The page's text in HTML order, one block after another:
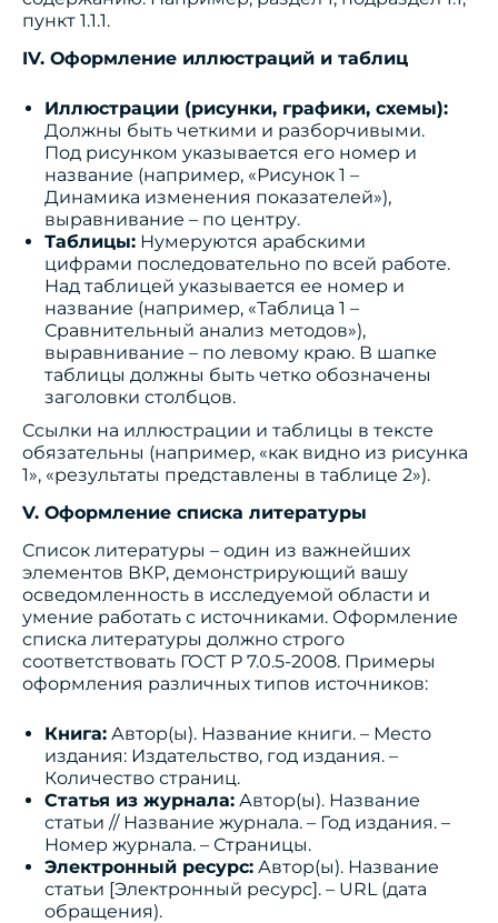
пункт 1.1.1.
IV. Оформление иллюстраций и таблиц
Иллюстрации (рисунки, графики, схемы):
Должны быть четкими и разборчивыми.
Под рисунком указывается его номер и
название (например, «Рисунок 1 –
Динамика изменения показателей»),
выравнивание – по центру.
Таблицы: Нумеруются арабскими
цифрами последовательно по всей работе.
Над таблицей указывается ее номер и
название (например, «Таблица 1 –
Сравнительный анализ методов»),
выравнивание – по левому краю. В шапке
таблицы должны быть четко обозначены
заголовки столбцов.
Ссылки на иллюстрации и таблицы в тексте
обязательны (например, «как видно из рисунка
1», «результаты представлены в таблице 2»).
V. Оформление списка литературы
Список литературы – один из важнейших
элементов ВКР, демонстрирующий вашу
осведомленность в исследуемой области и
умение работать с источниками. Оформление
списка литературы должно строго
соответствовать ГОСТ Р 7.0.5-2008. Примеры
оформления различных типов источников:
Книга: Автор(ы). Название книги. – Место
издания: Издательство, год издания. –
Количество страниц.
Статья из журнала: Автор(ы). Название
статьи // Название журнала. – Год издания. –
Номер журнала. – Страницы.
Электронный ресурс: Автор(ы). Название
статьи [Электронный ресурс]. – URL (дата
обращения).